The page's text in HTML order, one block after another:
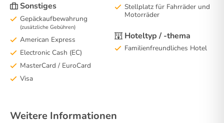
Sonstiges
Gepäckaufbewahrung
(zusätzliche Gebühren)
American Express
Electronic Cash (EC)
MasterCard / EuroCard
Visa
Stellplatz für Fahrräder und
Motorräder
Hoteltyp / -thema
Familienfreundliches Hotel
Weitere Informationen